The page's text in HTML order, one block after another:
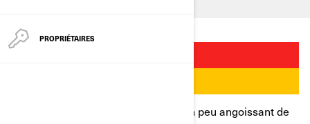
PROPRIÉTAIRES
Lorsque vous débutez, il peut être un peu angoissant de